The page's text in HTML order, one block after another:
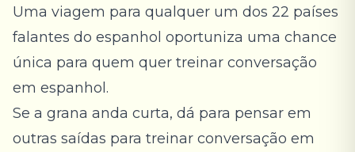
Uma viagem para qualquer um dos 22 países
falantes do espanhol oportuniza uma chance
única para quem quer treinar conversação
em espanhol.
Se a grana anda curta, dá para pensar em
outras saídas para treinar conversação em